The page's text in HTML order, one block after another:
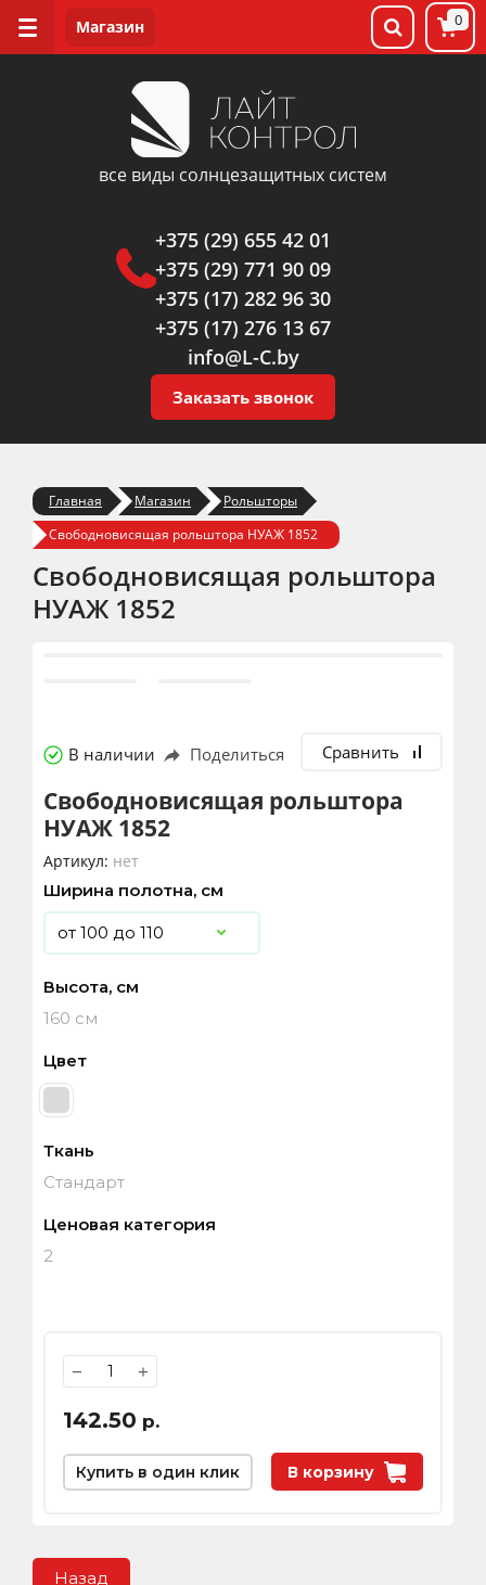
все виды солнцезащитных систем
+375 (29) 655 42 01
+375 (29) 771 90 09
+375 (17) 282 96 30
+375 (17) 276 13 67
info@L-C.by
Заказать звонок
0
Главная Магазин
Рольшторы
Свободновисящая рольштора НУАЖ 1852
Свободновисящая рольштора
НУАЖ 1852
В наличии Поделиться Сравнить
Свободновисящая рольштора
НУАЖ 1852
Артикул: нет
Ширина полотна, см
Высота, см
160 см
Цвет
Ткань
Стандарт
Ценовая категория
2
− +
142.50 р.
В корзину
Купить в один клик
Назад